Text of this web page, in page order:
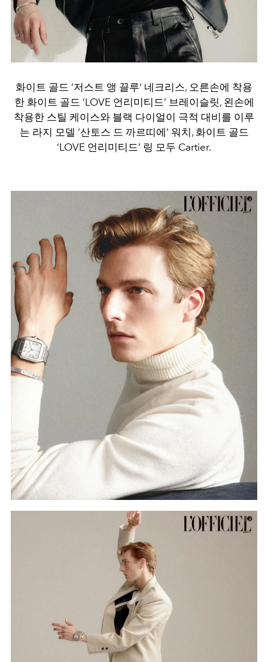
화이트 골드 ‘저스트 앵 끌루’ 네크리스, 오른손에 착용
한 화이트 골드 ‘LOVE 언리미티드’ 브레이슬릿, 왼손에
착용한 스틸 케이스와 블랙 다이얼이 극적 대비를 이루
는 라지 모델 ‘산토스 드 까르띠에’ 워치, 화이트 골드
‘LOVE 언리미티드’ 링 모두 Cartier.